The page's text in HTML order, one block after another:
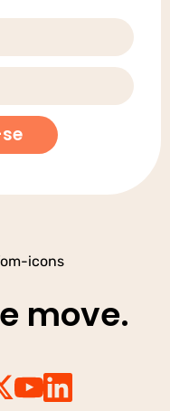
move.